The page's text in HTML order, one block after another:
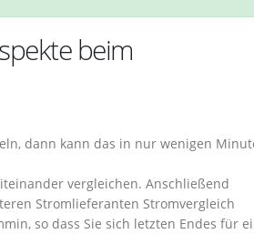
beim
dann kann das in nur wenigen
vergleichen. Anschließend
Stromlieferanten Stromvergleich
so dass Sie sich letzten Endes für